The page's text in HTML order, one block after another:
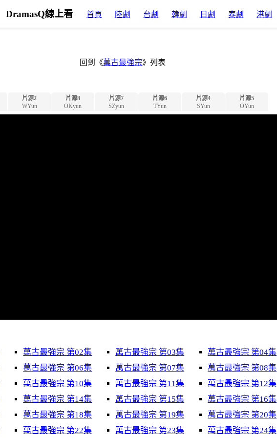
DramasQ線上看 首頁 陸劇 台劇 韓劇 日劇 泰劇 港劇
回到《萬古最強宗》列表
片源2
WYun
片源8
OKyun
片源7
SZyun
片源6
TYun
片源4
SYun
片源5
OYun
萬古最強宗 第02集 萬古最強宗 第03集
萬古最強宗 第04集
萬古最強宗 第06集 萬古最強宗 第07集
萬古最強宗 第08集
萬古最強宗 第10集 萬古最強宗 第11集
萬古最強宗 第12集
萬古最強宗 第14集 萬古最強宗 第15集
萬古最強宗 第16集
萬古最強宗 第18集 萬古最強宗 第19集
萬古最強宗 第20集
萬古最強宗 第22集 萬古最強宗 第23集 萬古最強宗 第24集